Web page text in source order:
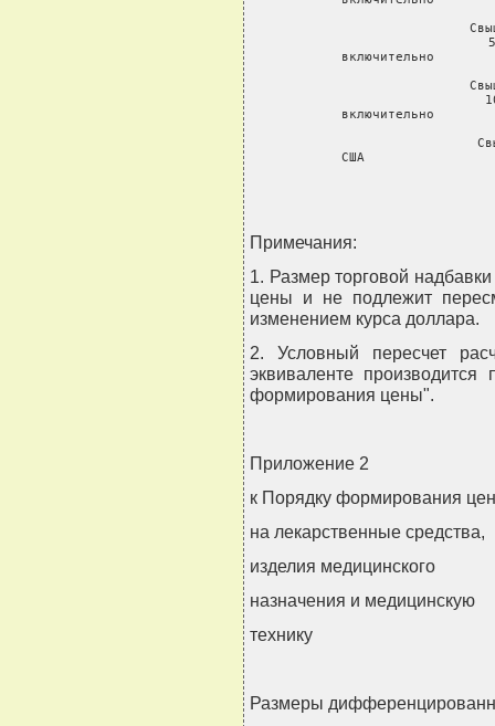
включительно
включительно
США
Примечания:
1. Размер торговой
цены и не подлежит
изменением курса доллара.
2. Условный пересчет
эквиваленте
формирования цены".
Приложение 2
к Порядку формирования цен
на лекарственные средства,
изделия медицинского
назначения и медицинскую
технику
Размеры